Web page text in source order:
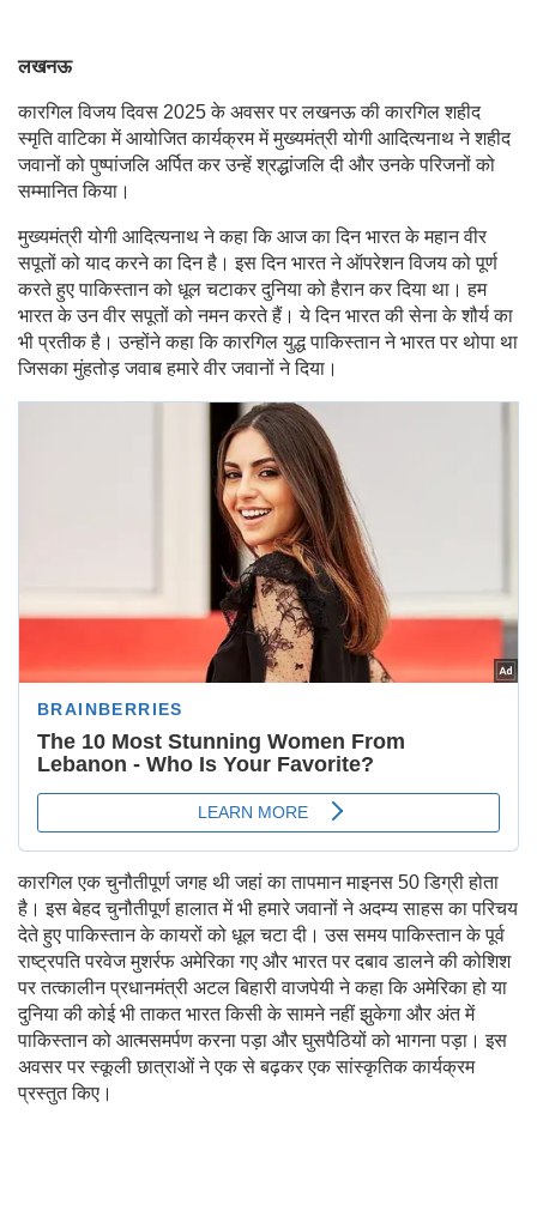
लखनऊ
कारगिल विजय दिवस 2025 के अवसर पर लखनऊ की कारगिल शहीद
स्मृति वाटिका में आयोजित कार्यक्रम में मुख्यमंत्री योगी आदित्यनाथ ने शहीद
जवानों को पुष्पांजलि अर्पित कर उन्हें श्रद्धांजलि दी और उनके परिजनों को
सम्मानित किया।
मुख्यमंत्री योगी आदित्यनाथ ने कहा कि आज का दिन भारत के महान वीर
सपूतों को याद करने का दिन है। इस दिन भारत ने ऑपरेशन विजय को पूर्ण
करते हुए पाकिस्तान को धूल चटाकर दुनिया को हैरान कर दिया था। हम
भारत के उन वीर सपूतों को नमन करते हैं। ये दिन भारत की सेना के शौर्य का
भी प्रतीक है। उन्होंने कहा कि कारगिल युद्ध पाकिस्तान ने भारत पर थोपा था
जिसका मुंहतोड़ जवाब हमारे वीर जवानों ने दिया।
कारगिल एक चुनौतीपूर्ण जगह थी जहां का तापमान माइनस 50 डिग्री होता
है। इस बेहद चुनौतीपूर्ण हालात में भी हमारे जवानों ने अदम्य साहस का परिचय
देते हुए पाकिस्तान के कायरों को धूल चटा दी। उस समय पाकिस्तान के पूर्व
राष्ट्रपति परवेज मुशर्रफ अमेरिका गए और भारत पर दबाव डालने की कोशिश
पर तत्कालीन प्रधानमंत्री अटल बिहारी वाजपेयी ने कहा कि अमेरिका हो या
दुनिया की कोई भी ताकत भारत किसी के सामने नहीं झुकेगा और अंत में
पाकिस्तान को आत्मसमर्पण करना पड़ा और घुसपैठियों को भागना पड़ा। इस
अवसर पर स्कूली छात्राओं ने एक से बढ़कर एक सांस्कृतिक कार्यक्रम
प्रस्तुत किए।